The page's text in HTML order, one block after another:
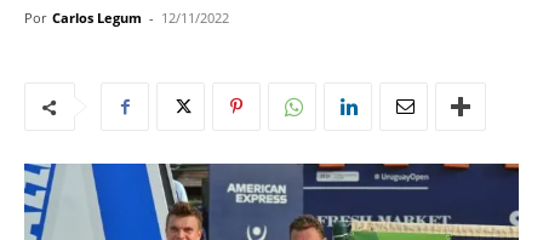
Por Carlos Legum - 12/11/2022